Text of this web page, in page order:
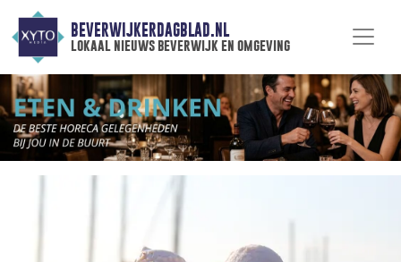
BEVERWIJKERDAGBLAD.NL
lokaal nieuws beverwijk en omgeving